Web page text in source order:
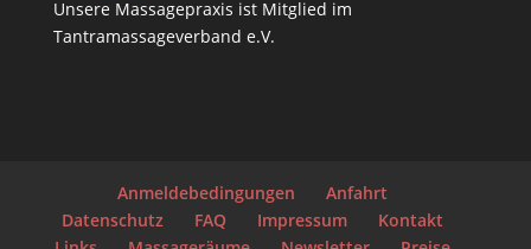
Unsere Massagepraxis ist Mitglied im
Tantramassageverband e.V.
Anmeldebedingungen
Anfahrt
Datenschutz
FAQ Impressum
Kontakt